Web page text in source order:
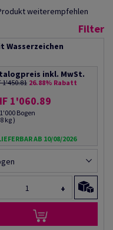
weiterempfehlen
Filter
Wasserzeichen
inkl. MwSt.
1'450.81 26.88% Rabatt
1'060.89
Bogen
kg )
AB 10/08/2026
+